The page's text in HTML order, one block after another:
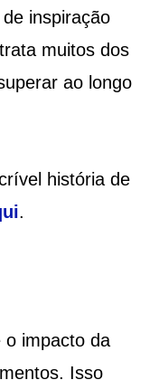
inspiração
muitos dos
ao longo
história de
.
o impacto da
Isso